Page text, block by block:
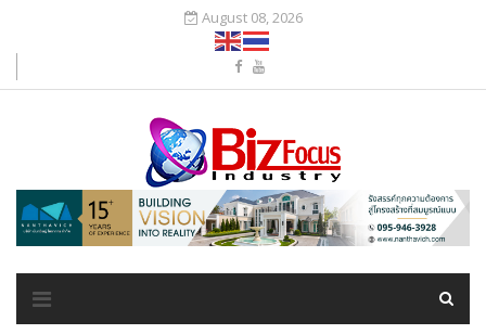
August 08, 2026